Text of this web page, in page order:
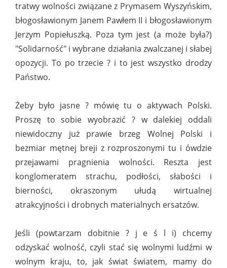
tratwy wolności związane z Prymasem Wyszyńskim,
błogosławionym Janem Pawłem II i błogosławionym
Jerzym Popiełuszką. Poza tym jest (a może była?)
"Solidarność" i wybrane działania zwalczanej i słabej
opozycji. To po trzecie ? i to jest wszystko drodzy
Państwo.
Żeby było jasne ? mówię tu o aktywach Polski.
Proszę to sobie wyobrazić ? w dalekiej oddali
niewidoczny już prawie brzeg Wolnej Polski i
bezmiar mętnej breji z rozproszonymi tu i ówdzie
przejawami pragnienia wolności. Reszta jest
konglomeratem strachu, podłości, słabości i
bierności, okraszonym ułudą wirtualnej
atrakcyjności i drobnych materialnych ersatzów.
Jeśli (powtarzam dobitnie ? j e ś l i) chcemy
odzyskać wolność, czyli stać się wolnymi ludźmi w
wolnym kraju, to, jak świat światem, mamy do